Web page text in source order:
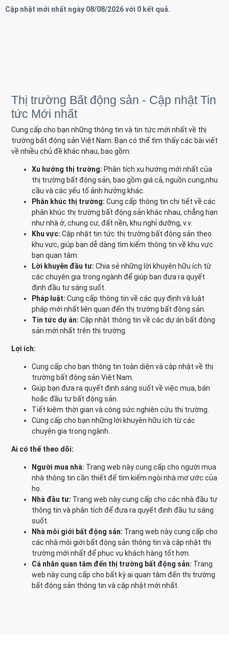
Cập nhật mới nhất ngày 08/08/2026 với 0 kết quả.
Thị trường Bất động sản - Cập nhật Tin
tức Mới nhất
Cung cấp cho bạn những thông tin và tin tức mới nhất về thị
trường bất động sản Việt Nam. Bạn có thể tìm thấy các bài viết
về nhiều chủ đề khác nhau, bao gồm:
Xu hướng thị trường: Phân tích xu hướng mới nhất của
thị trường bất động sản, bao gồm giá cả, nguồn cung,nhu
cầu và các yếu tố ảnh hưởng khác.
Phân khúc thị trường: Cung cấp thông tin chi tiết về các
phân khúc thị trường bất động sản khác nhau, chẳng hạn
như nhà ở, chung cư, đất nền, khu nghỉ dưỡng, v.v.
Khu vực: Cập nhật tin tức thị trường bất động sản theo
khu vực, giúp bạn dễ dàng tìm kiếm thông tin về khu vực
bạn quan tâm.
Lời khuyên đầu tư: Chia sẻ những lời khuyên hữu ích từ
các chuyên gia trong ngành để giúp bạn đưa ra quyết
định đầu tư sáng suốt.
Pháp luật: Cung cấp thông tin về các quy định và luật
pháp mới nhất liên quan đến thị trường bất động sản.
Tin tức dự án: Cập nhật thông tin về các dự án bất động
sản mới nhất trên thị trường.
Lợi ích:
Cung cấp cho bạn thông tin toàn diện và cập nhật về thị
trường bất động sản Việt Nam.
Giúp bạn đưa ra quyết định sáng suốt về việc mua, bán
hoặc đầu tư bất động sản.
Tiết kiệm thời gian và công sức nghiên cứu thị trường.
Cung cấp cho bạn những lời khuyên hữu ích từ các
chuyên gia trong ngành.
Ai có thể theo dõi:
Người mua nhà: Trang web này cung cấp cho người mua
nhà thông tin cần thiết để tìm kiếm ngôi nhà mơ ước của
họ.
Nhà đầu tư: Trang web này cung cấp cho các nhà đầu tư
thông tin và phân tích để đưa ra quyết định đầu tư sáng
suốt.
Nhà môi giới bất động sản: Trang web này cung cấp cho
các nhà môi giới bất động sản thông tin và cập nhật thị
trường mới nhất để phục vụ khách hàng tốt hơn.
Cá nhân quan tâm đến thị trường bất động sản: Trang
web này cung cấp cho bất kỳ ai quan tâm đến thị trường
bất động sản thông tin và cập nhật mới nhất.